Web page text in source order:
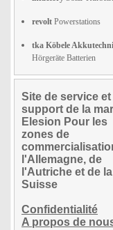
revolt Powerstations
tka Köbele
Hörgeräte Batterien
Site de service et
support de la
Elesion Pour les
zones de
l'Allemagne, de
l'Autriche et de la
Suisse
Confidentialité
A propos de